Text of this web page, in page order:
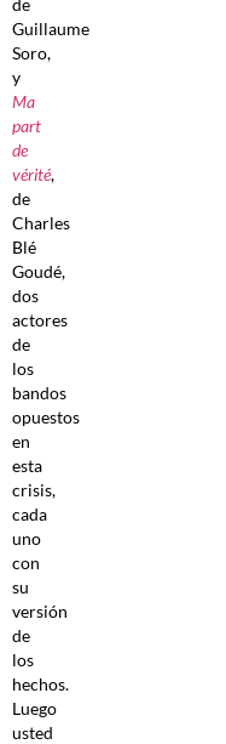
Guillaume
Soro,
y
Ma
part
de
vérité,
de
Charles
Blé
Goudé,
dos
actores
de
los
bandos
opuestos
en
esta
crisis,
cada
uno
con
su
versión
de
los
hechos.
Luego
usted